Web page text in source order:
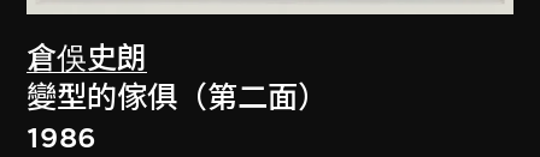
倉俁史朗
變型的傢俱（第二面）
1986